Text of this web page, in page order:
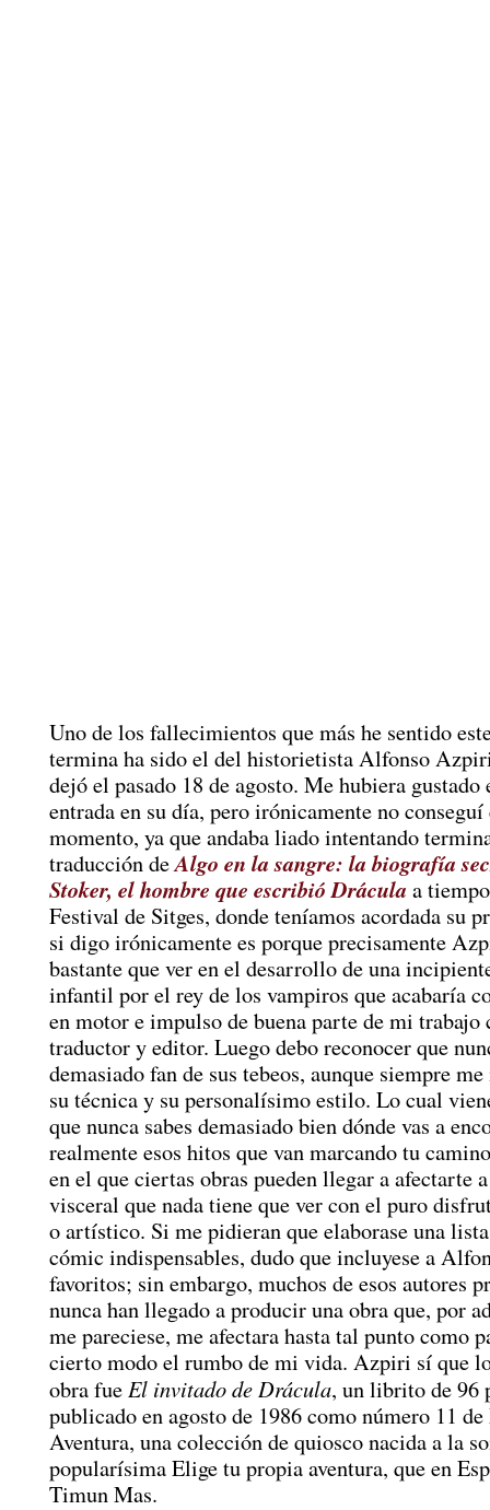
Uno de los fallecimientos que más he sentido
termina ha sido el del historietista Alfonso
dejó el pasado 18 de agosto. Me hubiera gustado
entrada en su día, pero irónicamente no
momento, ya que andaba liado intentando
traducción deAlgo en la sangre: la biografía
Stoker, el hombre que escribió Drácula a
Festival de Sitges, donde teníamos acordada su
si digo irónicamente es porque precisamente
bastante que ver en el desarrollo de una
infantil por el rey de los vampiros que acabaría
en motor e impulso de buena parte de mi trabajo
traductor y editor. Luego debo reconocer que
demasiado fan de sus tebeos, aunque siempre
su técnica y su personalísimo estilo. Lo cual
que nunca sabes demasiado bien dónde vas a
realmente esos hitos que van marcando tu
en el que ciertas obras pueden llegar a afectarte
visceral que nada tiene que ver con el puro
o artístico. Si me pidieran que elaborase una
cómic indispensables, dudo que incluyese a
favoritos; sin embargo, muchos de esos autores
nunca han llegado a producir una obra que, por
me pareciese, me afectara hasta tal punto como
cierto modo el rumbo de mi vida. Azpiri sí que
obra fue El invitado de Drácula, un librito de 96
publicado en agosto de 1986 como número 11
Aventura, una colección de quiosco nacida a la
popularísima Elige tu propia aventura, que en
Timun Mas.